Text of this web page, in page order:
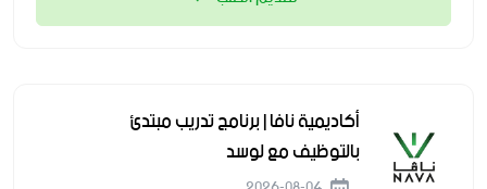
أكاديمية نافا | برنامج تدريب مبتدئ
بالتوظيف مع لوسد